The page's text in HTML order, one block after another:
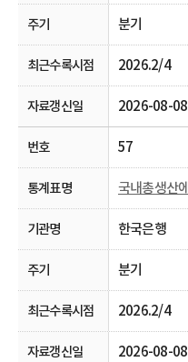
분기
2026.2/4
2026-08-08
57
한국은행
분기
2026.2/4
2026-08-08